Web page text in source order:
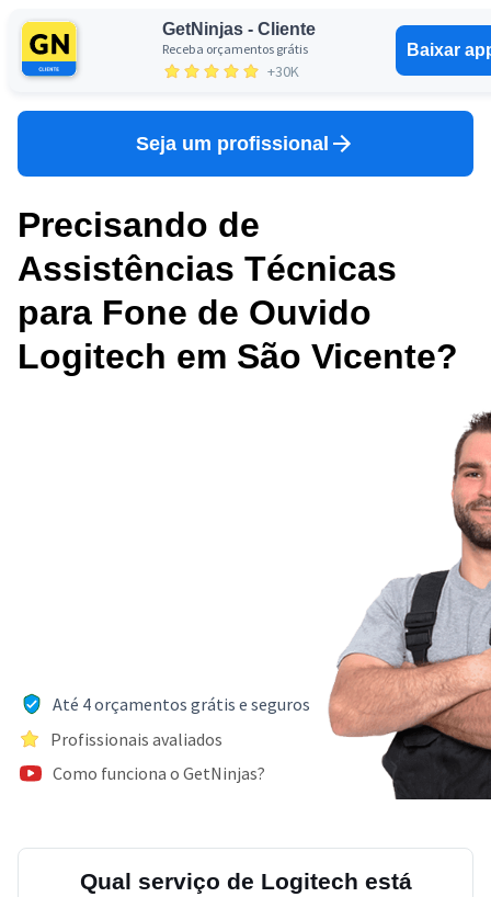
GetNinjas - Cliente
Receba orçamentos grátis
+30K
Baixar
Seja um profissional
Precisando de
Assistências Técnicas
para Fone de Ouvido
Logitech em São Vicente?
Até 4 orçamentos grátis e seguros
Profissionais avaliados
Como funciona o GetNinjas?
Qual serviço de Logitech está